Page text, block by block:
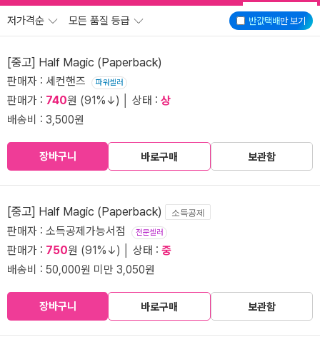
반값택배만 보기
저가격순 모든 품질 등급
[중고] Half Magic (Paperback)
판매자 : 세컨핸즈 파워셀러
판매가 : 740원 (91%↓) │ 상태 : 상
배송비 : 3,500원
장바구니 바로구매 보관함
[중고] Half Magic (Paperback) 소득공제
판매자 : 소득공제가능서점 전문셀러
판매가 : 750원 (91%↓) │ 상태 : 중
배송비 : 50,000원 미만 3,050원
장바구니 바로구매 보관함